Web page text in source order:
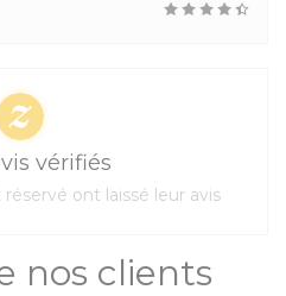
nos clients
vérifiés
ont laissé leur avis